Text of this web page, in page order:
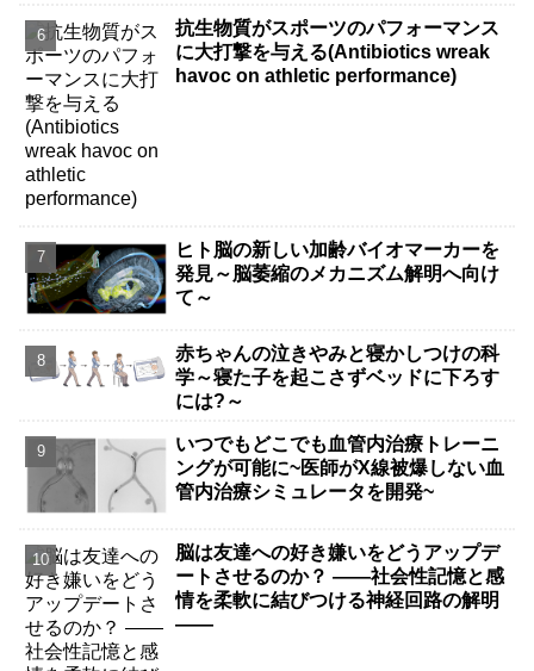
抗生物質がスポーツのパフォーマンス
に大打撃を与える(Antibiotics wreak
havoc on athletic performance)
ヒト脳の新しい加齢バイオマーカーを
発見～脳萎縮のメカニズム解明へ向け
て～
赤ちゃんの泣きやみと寝かしつけの科
学～寝た子を起こさずベッドに下ろす
には?～
いつでもどこでも血管内治療トレーニ
ングが可能に~医師がX線被爆しない血
管内治療シミュレータを開発~
脳は友達への好き嫌いをどうアップデ
ートさせるのか？ ――社会性記憶と感
情を柔軟に結びつける神経回路の解明
――